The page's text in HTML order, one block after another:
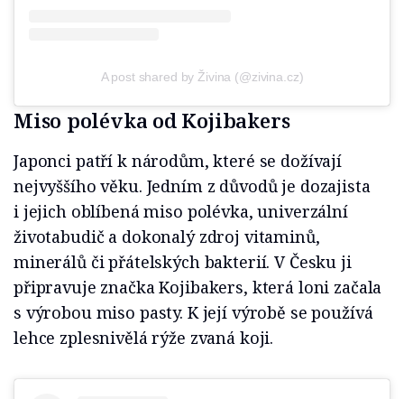
A post shared by Živina (@zivina.cz)
Miso polévka od Kojibakers
Japonci patří k národům, které se dožívají
nejvyššího věku. Jedním z důvodů je dozajista
i jejich oblíbená miso polévka, univerzální
životabudič a dokonalý zdroj vitaminů,
minerálů či přátelských bakterií. V Česku ji
připravuje značka Kojibakers, která loni začala
s výrobou miso pasty. K její výrobě se používá
lehce zplesnivělá rýže zvaná koji.